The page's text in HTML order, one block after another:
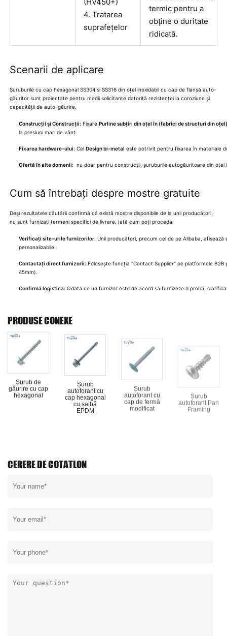
4. Tratarea
suprafețelor
termic pentru a
obține o duritate
ridicată.
Scenarii de aplicare
Șuruburile cu cap hexagonal SS304 și SS316 din oțel inoxidabil cu cap de flanșă auto-
găuritor sunt proiectate pentru medii solicitante datorită rezistenței la coroziune și
capacității de auto-găurire.
Construcții și Construcții: FixarePurline subțiri din oțel în (fabrici de structuri din
la presiuni mari de vânt.
Fixarea hardware-ului: CelDesign bi-metal este potrivit pentru fixarea în materiale
Ofertă în alte domenii: nu doar pentru construcții, șuruburile autogăuritoare din
Cum să întrebați despre mostre gratuite
Deși rezultatele căutării confirmă că există mostre disponibile de la unii producători,
nu sunt furnizați termeni specifici de livrare. Iată cum poți proceda:
Verificați site-urile furnizorilor: Unii producători, precum cel de pe Alibaba,
personalizabile.
Contactați direct furnizorii: Folosește funcția "Contact Supplier" pe platformele
45mm).
Confirmă logistica: Odată ce un furnizor este de acord să furnizeze o probă,
PRODUSE CONEXE
Șurub de
găurire cu cap
hexagonal
Șurub
autoforant cu
cap hexagonal
cu șaibă
EPDM
autoforant cu
cap de fermă
modificat
Șurub
Framing
CERERE DE COTATLON